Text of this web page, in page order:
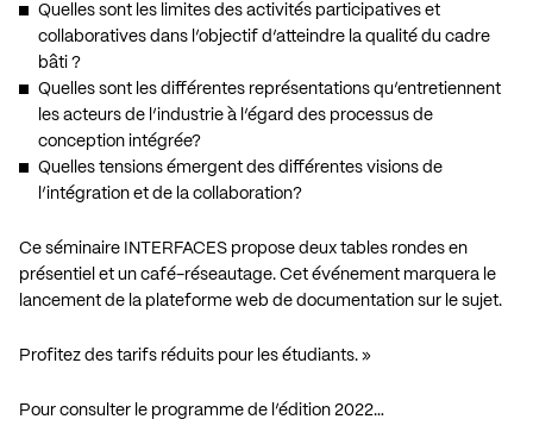
Quelles sont les limites des activités participatives et
collaboratives dans l’objectif d’atteindre la qualité du cadre
bâti ?
Quelles sont les différentes représentations qu’entretiennent
les acteurs de l’industrie à l’égard des processus de
conception intégrée?
Quelles tensions émergent des différentes visions de
l’intégration et de la collaboration?
Ce séminaire INTERFACES propose deux tables rondes en
présentiel et un café-réseautage. Cet événement marquera le
lancement de la plateforme web de documentation sur le sujet.
Profitez des tarifs réduits pour les étudiants. »
Pour consulter le programme de l’édition 2022…